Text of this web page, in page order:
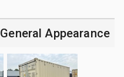
General Appearance